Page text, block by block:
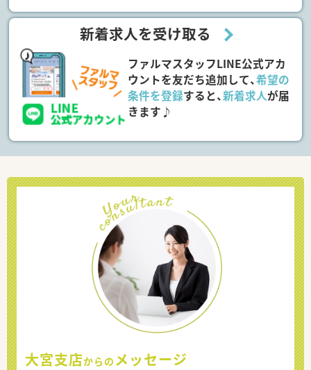
新着求人を受け取る
ファルマスタッフLINE公式アカ
ウントを友だち追加して、希望の
条件を登録すると、新着求人が届
きます♪
大宮支店からの メッセージ